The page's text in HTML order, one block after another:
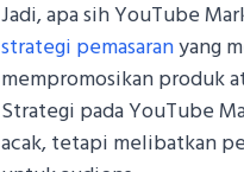
Jadi, apa sih YouTube
strategi pemasaranyang
mempromosikan produk
Strategi pada YouTube
acak, tetapi melibatkan